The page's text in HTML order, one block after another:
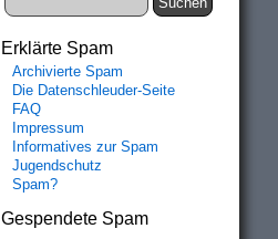
Erklärte Spam
Archivierte Spam
Die Datenschleuder-Seite
FAQ
Impressum
Informatives zur Spam
Jugendschutz
Spam?
Gespendete Spam